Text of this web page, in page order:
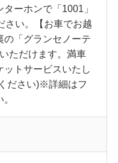
ーホンで「1001」
さい。【お車でお越
の「グランセノーテ
ただけます。満車
ットサービスいたし
ださい)※詳細はフ